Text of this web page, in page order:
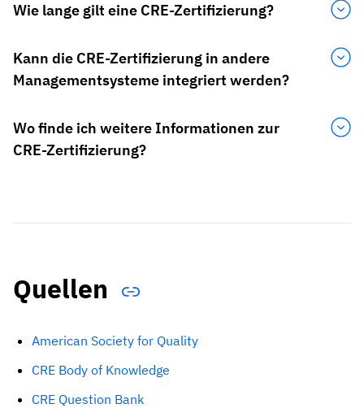
Wie lange gilt eine CRE-Zertifizierung?
Kann die CRE-Zertifizierung in andere
Managementsysteme integriert werden?
Wo finde ich weitere Informationen zur
CRE-Zertifizierung?
Quellen
American Society for Quality
CRE Body of Knowledge
CRE Question Bank